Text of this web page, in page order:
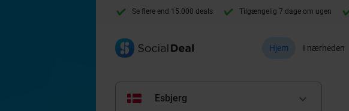
Se flere end 15.000 deals Tilgængelig 7 dage om ugen
Hjem I nærheden
Esbjerg keyboard_arrow_down